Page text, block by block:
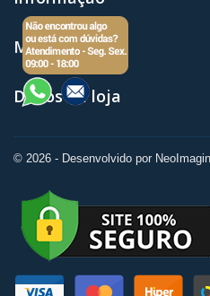
© 2026 - Desenvolvido por
Minha Conta
Dados da loja